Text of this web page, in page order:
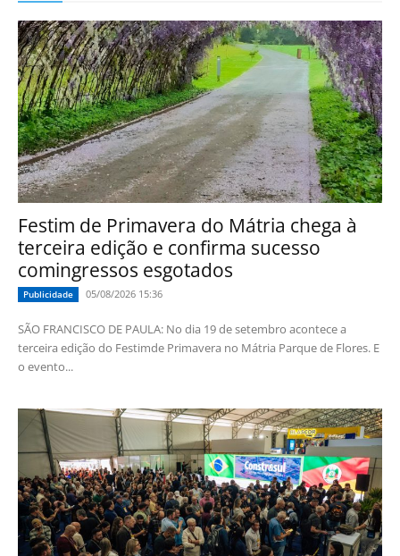
Festim de Primavera do Mátria chega à
terceira edição e confirma sucesso
comingressos esgotados
Publicidade 05/08/2026 15:36
SÃO FRANCISCO DE PAULA: No dia 19 de setembro acontece a
terceira edição do Festimde Primavera no Mátria Parque de Flores. E
o evento...